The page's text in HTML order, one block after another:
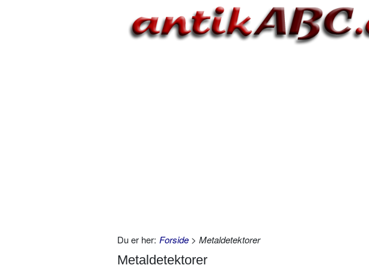
Du er her: Forside > Metaldetektorer
Metaldetektorer